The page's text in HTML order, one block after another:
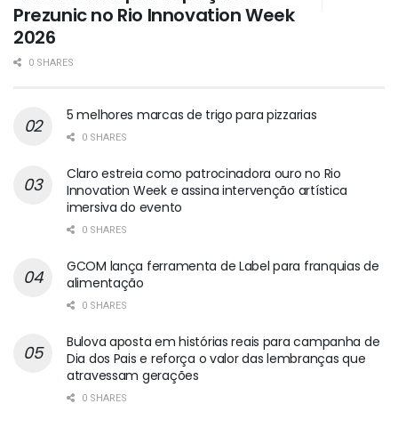
Prezunic no Rio Innovation Week
2026
0 SHARES
5 melhores marcas de trigo para pizzarias
0 SHARES
Claro estreia como patrocinadora ouro no Rio
Innovation Week e assina intervenção artística
imersiva do evento
0 SHARES
GCOM lança ferramenta de Label para franquias de
alimentação
0 SHARES
Bulova aposta em histórias reais para campanha de
Dia dos Pais e reforça o valor das lembranças que
atravessam gerações
0 SHARES